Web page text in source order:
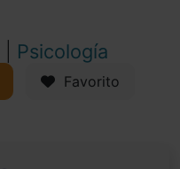
Psicología
Favorito